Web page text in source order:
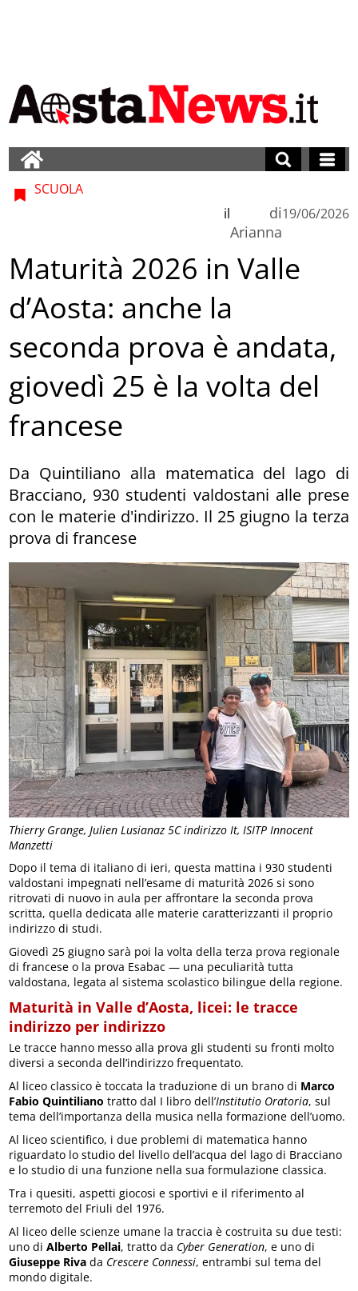
Thierry Grange, Julien Lusianaz 5C indirizzo It, ISITP Innocent
Manzetti
SCUOLA
di
Arianna
il 19/06/2026
Maturità 2026 in Valle
d’Aosta: anche la
seconda prova è andata,
giovedì 25 è la volta del
francese
Da Quintiliano alla matematica del lago di
Bracciano, 930 studenti valdostani alle prese
con le materie d'indirizzo. Il 25 giugno la terza
prova di francese
Dopo il tema di italiano di ieri, questa mattina i 930 studenti
valdostani impegnati nell’esame di maturità 2026 si sono
ritrovati di nuovo in aula per affrontare la seconda prova
scritta, quella dedicata alle materie caratterizzanti il proprio
indirizzo di studi.
Giovedì 25 giugno sarà poi la volta della terza prova regionale
di francese o la prova Esabac — una peculiarità tutta
valdostana, legata al sistema scolastico bilingue della regione.
Maturità in Valle d’Aosta, licei: le tracce
indirizzo per indirizzo
Le tracce hanno messo alla prova gli studenti su fronti molto
diversi a seconda dell’indirizzo frequentato.
Al liceo classico è toccata la traduzione di un brano di Marco
Fabio Quintiliano tratto dal I libro dell’Institutio Oratoria, sul
tema dell’importanza della musica nella formazione dell’uomo.
Al liceo scientifico, i due problemi di matematica hanno
riguardato lo studio del livello dell’acqua del lago di Bracciano
e lo studio di una funzione nella sua formulazione classica.
Tra i quesiti, aspetti giocosi e sportivi e il riferimento al
terremoto del Friuli del 1976.
Al liceo delle scienze umane la traccia è costruita su due testi:
uno diAlberto Pellai, tratto da Cyber Generation, e uno di
Giuseppe Riva da Crescere Connessi, entrambi sul tema del
mondo digitale.